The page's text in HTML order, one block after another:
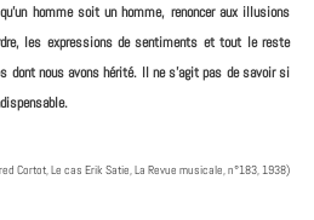
homme soit un homme, renoncer aux illusions
les expressions de sentiments et tout le reste
dont nous avons hérité. Il ne s’agit pas de savoir si
Cortot, Le cas Erik Satie, La Revue musicale, n°183, 1938)